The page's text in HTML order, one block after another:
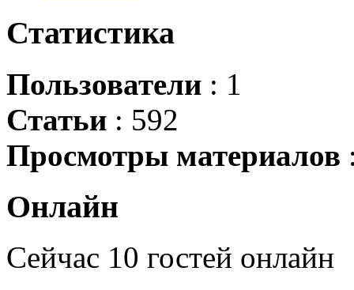
Статистика
Пользователи : 1
Статьи : 592
Просмотры материалов
Онлайн
Сейчас 10 гостей онлайн